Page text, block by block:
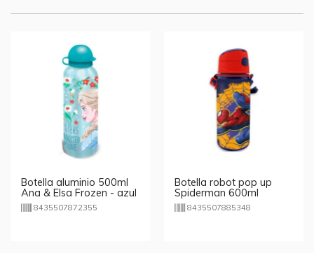
Botella aluminio 500ml
Ana & Elsa Frozen - azul
8435507872355
Botella robot pop up
Spiderman 600ml
8435507885348